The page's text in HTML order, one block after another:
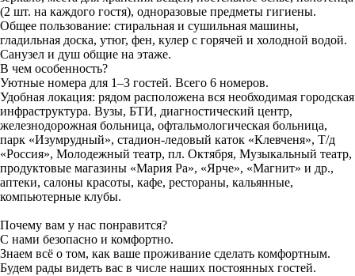
(2 шт. на каждого гостя), одноразовые предметы гигиены.
Общее пользование: стиральная и сушильная машины,
гладильная доска, утюг, фен, кулер с горячей и холодной водой.
Санузел и душ общие на этаже.
В чем особенность?
Уютные номера для 1–3 гостей. Всего 6 номеров.
Удобная локация: рядом расположена вся необходимая городская
инфраструктура. Вузы, БТИ, диагностический центр,
железнодорожная больница, офтальмологическая больница,
парк «Изумрудный», стадион-ледовый каток «Клевченя», Т/д
«Россия», Молодежный театр, пл. Октября, Музыкальный театр,
продуктовые магазины «Мария Ра», «Ярче», «Магнит» и др.,
аптеки, салоны красоты, кафе, рестораны, кальянные,
компьютерные клубы.
Почему вам у нас понравится?
С нами безопасно и комфортно.
Знаем всё о том, как ваше проживание сделать комфортным.
Будем рады видеть вас в числе наших постоянных гостей.